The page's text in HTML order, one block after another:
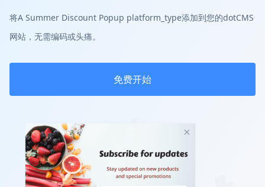
将A Summer Discount Popup platform_type添加到您的dotCMS
网站，无需编码或头痛。
免费开始